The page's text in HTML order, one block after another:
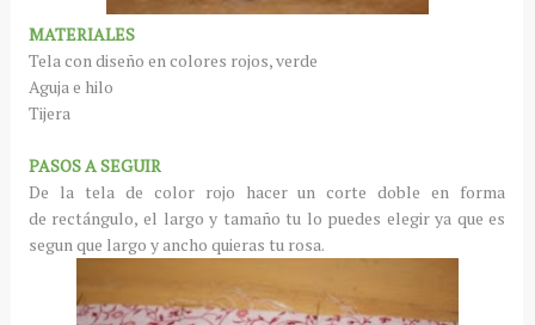
MATERIALES
Tela con diseño en colores rojos, verde
Aguja e hilo
Tijera
PASOS A SEGUIR
De la tela de color rojo hacer un corte doble en forma
de rectángulo, el largo y tamaño tu lo puedes elegir ya que es
segun que largo y ancho quieras tu rosa.